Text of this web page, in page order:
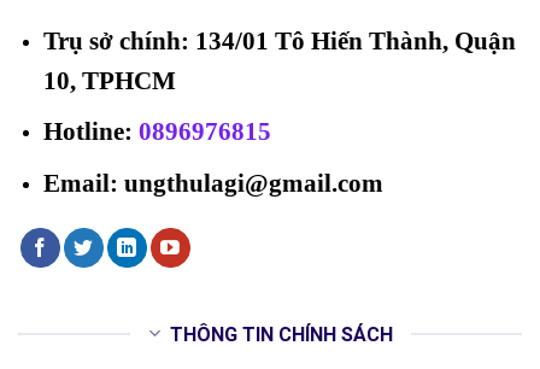
Trụ sở chính: 134/01 Tô Hiến Thành, Quận
10, TPHCM
Hotline: 0896976815
Email: ungthulagi@gmail.com
THÔNG TIN CHÍNH SÁCH